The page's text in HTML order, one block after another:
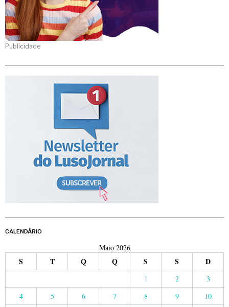
Publicidade
CALENDÁRIO
Maio 2026
S T Q Q S S D
1 2
3
4
5 6 7 8 9
10